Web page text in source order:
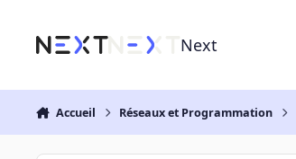
Next
Accueil Réseaux et Programmation